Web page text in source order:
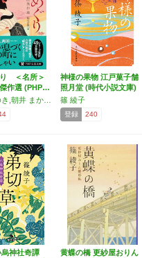
り ＜名所＞
作選 (PHP…
神様の果物 江戸菓子舗
照月堂 (時代小説文庫)
篠 綾子
登録 240
烏神社奇譚
黄蝶の橋 更紗屋おりん